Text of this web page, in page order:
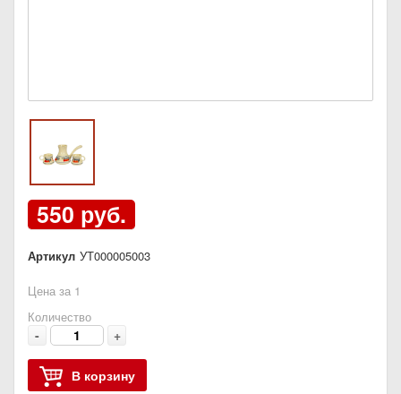
550 руб.
Артикул УТ000005003
Цена за 1
Количество
- +
В корзину